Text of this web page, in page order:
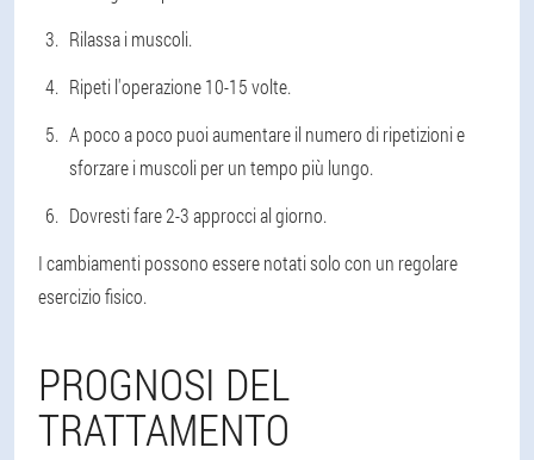
Rilassa i muscoli.
Ripeti l'operazione 10-15 volte.
A poco a poco puoi aumentare il numero di ripetizioni e
sforzare i muscoli per un tempo più lungo.
Dovresti fare 2-3 approcci al giorno.
I cambiamenti possono essere notati solo con un regolare
esercizio fisico.
PROGNOSI DEL
TRATTAMENTO